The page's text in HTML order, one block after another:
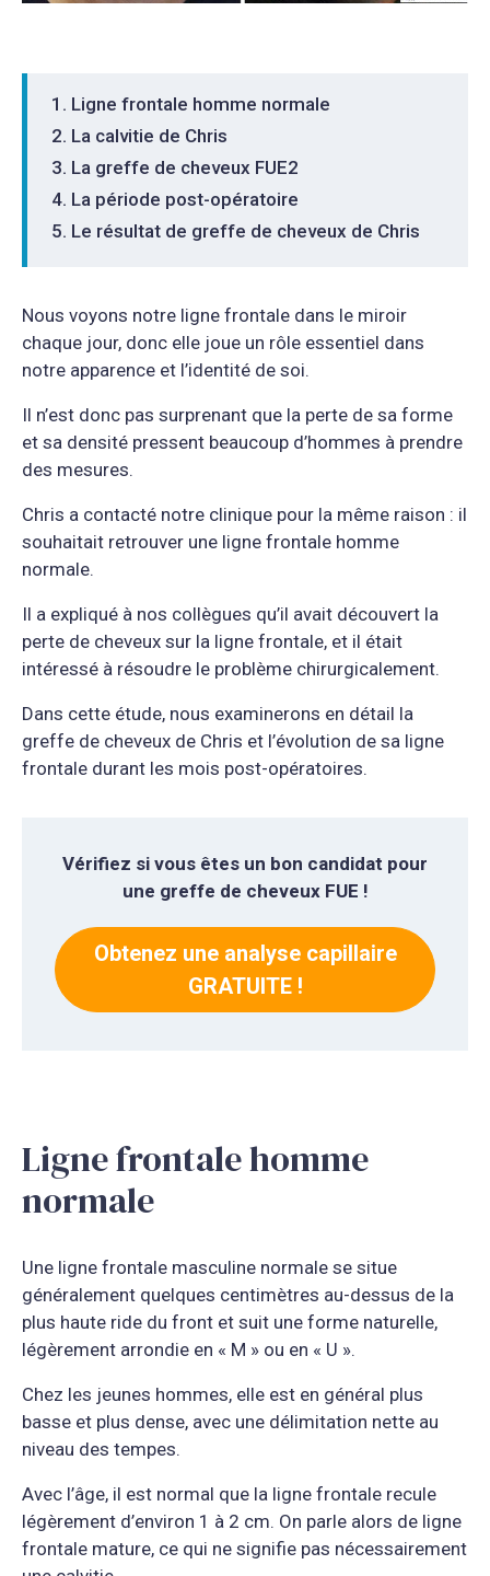
Ligne frontale homme normale
La calvitie de Chris
La greffe de cheveux FUE2
La période post-opératoire
Le résultat de greffe de cheveux de Chris
Nous voyons notre ligne frontale dans le miroir
chaque jour, donc elle joue un rôle essentiel dans
notre apparence et l’identité de soi.
Il n’est donc pas surprenant que la perte de sa forme
et sa densité pressent beaucoup d’hommes à prendre
des mesures.
Chris a contacté notre clinique pour la même raison : il
souhaitait retrouver une ligne frontale homme
normale.
Il a expliqué à nos collègues qu’il avait découvert la
perte de cheveux sur la ligne frontale, et il était
intéressé à résoudre le problème chirurgicalement.
Dans cette étude, nous examinerons en détail la
greffe de cheveux de Chris et l’évolution de sa ligne
frontale durant les mois post-opératoires.
Vérifiez si vous êtes un bon candidat pour
une greffe de cheveux FUE !
Obtenez une analyse capillaire
GRATUITE !
Ligne frontale homme
normale
Une ligne frontale masculine normale se situe
généralement quelques centimètres au-dessus de la
plus haute ride du front et suit une forme naturelle,
légèrement arrondie en « M » ou en « U ».
Chez les jeunes hommes, elle est en général plus
basse et plus dense, avec une délimitation nette au
niveau des tempes.
Avec l’âge, il est normal que la ligne frontale recule
légèrement d’environ 1 à 2 cm. On parle alors de ligne
frontale mature, ce qui ne signifie pas nécessairement